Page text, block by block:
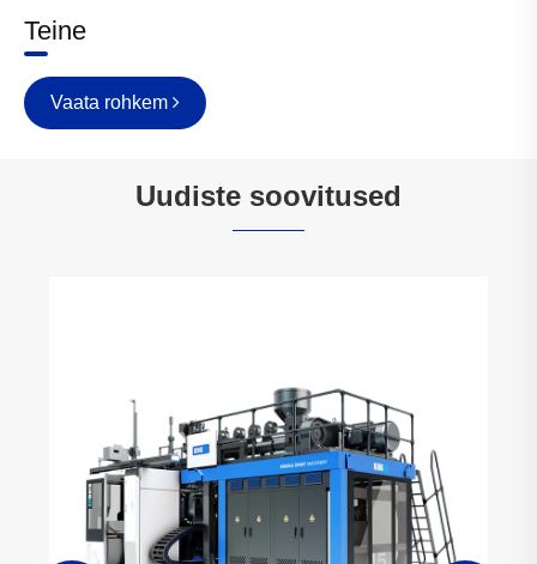
Teine
Vaata rohkem
Uudiste soovitused